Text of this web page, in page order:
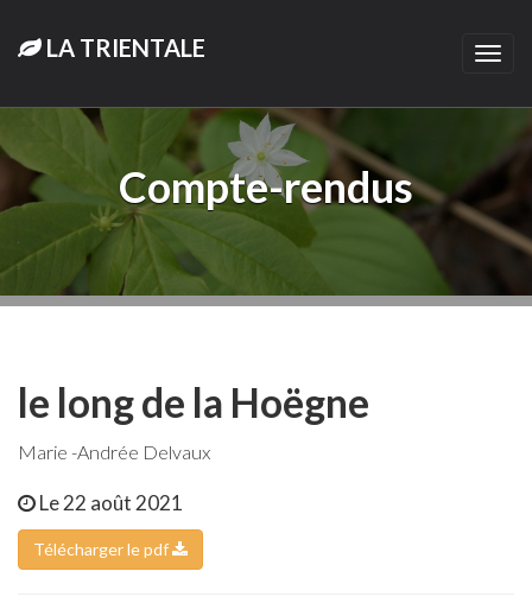
LA TRIENTALE
Compte-rendus
le long de la Hoëgne
Marie -Andrée Delvaux
Le 22 août 2021
Télécharger le pdf